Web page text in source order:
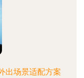
出场景适配方案